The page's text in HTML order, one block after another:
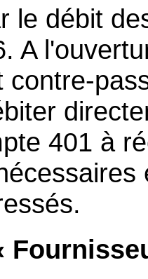
le débit
A
contre-
401 à